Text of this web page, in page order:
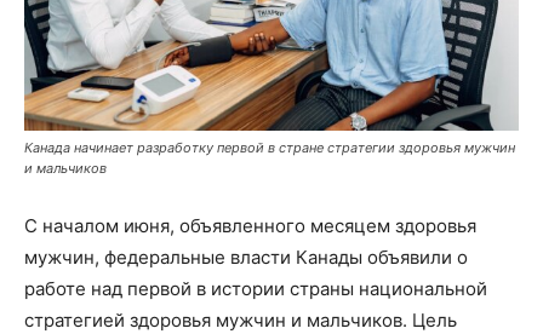
Канада начинает разработку первой в стране стратегии здоровья мужчин
и мальчиков
С началом июня, объявленного месяцем здоровья
мужчин, федеральные власти Канады объявили о
работе над первой в истории страны национальной
стратегией здоровья мужчин и мальчиков. Цель